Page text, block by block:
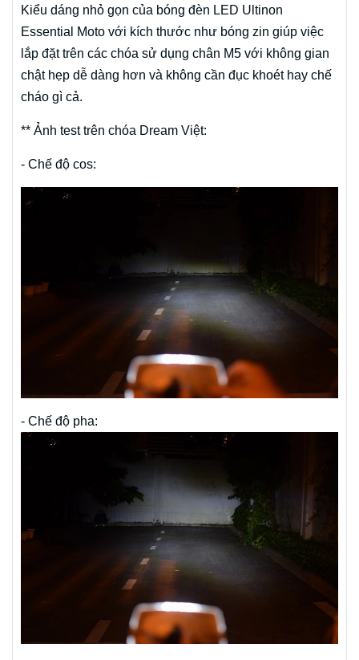
Kiểu dáng nhỏ gọn của bóng đèn LED Ultinon
Essential Moto với kích thước như bóng zin giúp việc
lắp đặt trên các chóa sử dụng chân M5 với không gian
chật hẹp dễ dàng hơn và không cần đục khoét hay chế
cháo gì cả.
** Ảnh test trên chóa Dream Việt:
- Chế độ cos:
- Chế độ pha: